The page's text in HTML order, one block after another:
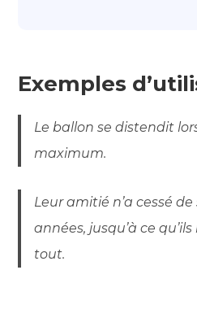
Exemples
Le ballon se distendit
maximum.
Leur amitié n’a cessé
années, jusqu’à ce
tout.